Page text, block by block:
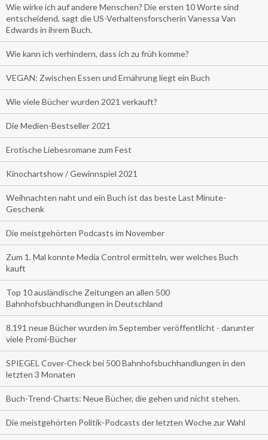
Wie wirke ich auf andere Menschen? Die ersten 10 Worte sind
entscheidend, sagt die US-Verhaltensforscherin Vanessa Van
Edwards in ihrem Buch.
Wie kann ich verhindern, dass ich zu früh komme?
VEGAN: Zwischen Essen und Ernährung liegt ein Buch
Wie viele Bücher wurden 2021 verkauft?
Die Medien-Bestseller 2021
Erotische Liebesromane zum Fest
Kinochartshow / Gewinnspiel 2021
Weihnachten naht und ein Buch ist das beste Last Minute-
Geschenk
Die meistgehörten Podcasts im November
Zum 1. Mal konnte Media Control ermitteln, wer welches Buch
kauft
Top 10 ausländische Zeitungen an allen 500
Bahnhofsbuchhandlungen in Deutschland
8.191 neue Bücher wurden im September veröffentlicht - darunter
viele Promi-Bücher
SPIEGEL Cover-Check bei 500 Bahnhofsbuchhandlungen in den
letzten 3 Monaten
Buch-Trend-Charts: Neue Bücher, die gehen und nicht stehen.
Die meistgehörten Politik-Podcasts der letzten Woche zur Wahl